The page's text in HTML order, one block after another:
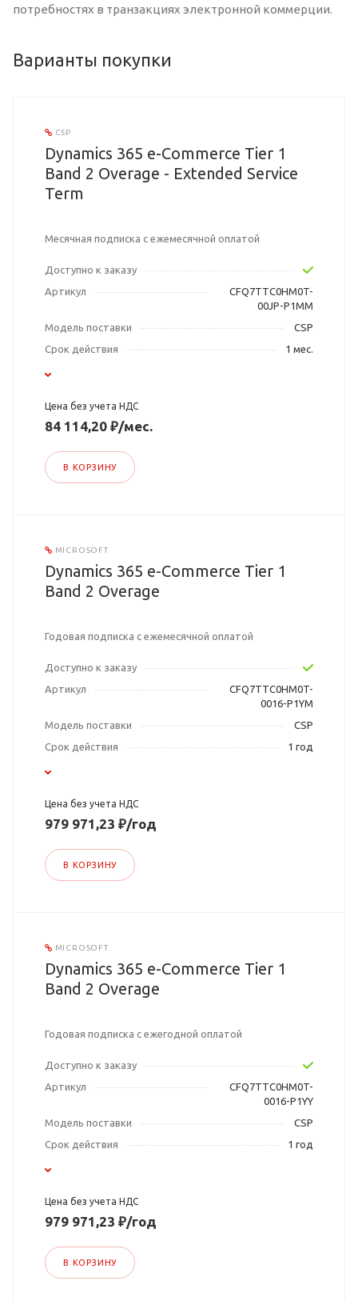
потребностях в транзакциях электронной коммерции.
Варианты покупки
CSP
Dynamics 365 e-Commerce Tier 1
Band 2 Overage - Extended Service
Term
Месячная подписка с ежемесячной оплатой
Доступно к заказу
Артикул
CFQ7TTC0HM0T-
00JP-P1MM
Модель поставки
CSP
Срок действия
1 мес.
Цена без учета НДС
84 114,20 ₽/мес.
В КОРЗИНУ
MICROSOFT
Dynamics 365 e-Commerce Tier 1
Band 2 Overage
Годовая подписка с ежемесячной оплатой
Доступно к заказу
Артикул
CFQ7TTC0HM0T-
0016-P1YM
Модель поставки
CSP
Срок действия
1 год
Цена без учета НДС
979 971,23 ₽/год
В КОРЗИНУ
MICROSOFT
Dynamics 365 e-Commerce Tier 1
Band 2 Overage
Годовая подписка с ежегодной оплатой
Доступно к заказу
Артикул
CFQ7TTC0HM0T-
0016-P1YY
Модель поставки
CSP
Срок действия
1 год
Цена без учета НДС
979 971,23 ₽/год
В КОРЗИНУ